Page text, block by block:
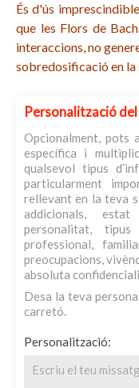
És d'ús
que les Flors de
interaccions, no
sobredosificació en la
Personalització
Opcionalment, pots
específica i
qualsevol tipus
particularment
rellevant en la teva
addicionals,
personalitat,
professional,
preocupacions,
absoluta
Desa la teva
carretó.
Personalització: